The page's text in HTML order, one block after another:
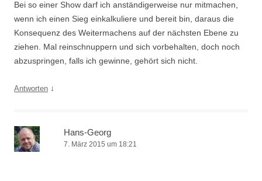
Bei so einer Show darf ich anständigerweise nur mitmachen,
wenn ich einen Sieg einkalkuliere und bereit bin, daraus die
Konsequenz des Weitermachens auf der nächsten Ebene zu
ziehen. Mal reinschnuppern und sich vorbehalten, doch noch
abzuspringen, falls ich gewinne, gehört sich nicht.
Antworten ↓
Hans-Georg
7. März 2015 um 18:21